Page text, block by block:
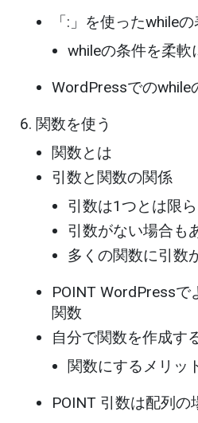
「:」を使ったwhile
whileの条件を柔軟
WordPressでのwhile
関数を使う
関数とは
引数と関数の関係
引数は1つとは限
引数がない場合も
多くの関数に引数
POINT WordPressで
関数
自分で関数を作成す
関数にするメリッ
POINT 引数は配列の